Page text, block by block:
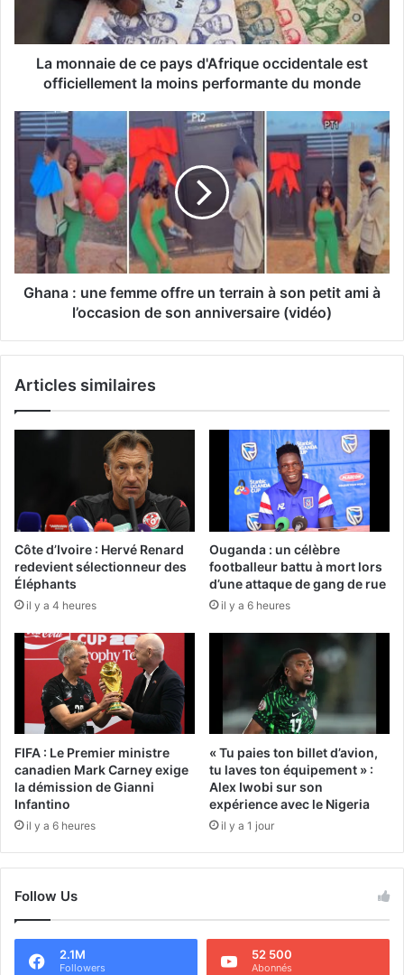
La monnaie de ce pays d'Afrique occidentale est
officiellement la moins performante du monde
Ghana : une femme offre un terrain à son petit ami à
l’occasion de son anniversaire (vidéo)
Articles similaires
Côte d’Ivoire : Hervé Renard
redevient sélectionneur des
Éléphants
il y a 4 heures
Ouganda : un célèbre
footballeur battu à mort lors
d’une attaque de gang de rue
il y a 6 heures
FIFA : Le Premier ministre
canadien Mark Carney exige
la démission de Gianni
Infantino
il y a 6 heures
« Tu paies ton billet d’avion,
tu laves ton équipement » :
Alex Iwobi sur son
expérience avec le Nigeria
il y a 1 jour
Follow Us
2.1M
Followers
52 500
Abonnés